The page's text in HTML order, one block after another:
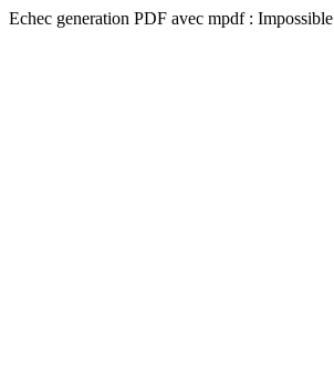
Echec generation PDF avec mpdf :